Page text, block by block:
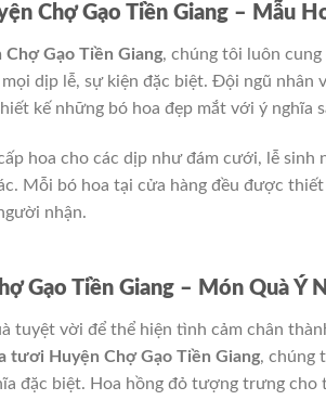
Chợ Gạo Tiền Giang – Mẫu
Gạo Tiền Giang, chúng tôi luôn cung
dịp lễ, sự kiện đặc biệt. Đội ngũ nhân
kế những bó hoa đẹp mắt với ý nghĩa
hoa cho các dịp như đám cưới, lễ
Mỗi bó hoa tại cửa hàng đều được
nhận.
Gạo Tiền Giang – Món Quà Ý
tuyệt vời để thể hiện tình cảm chân
tươi Huyện Chợ Gạo Tiền Giang, chúng
đặc biệt. Hoa hồng đỏ tượng trưng cho